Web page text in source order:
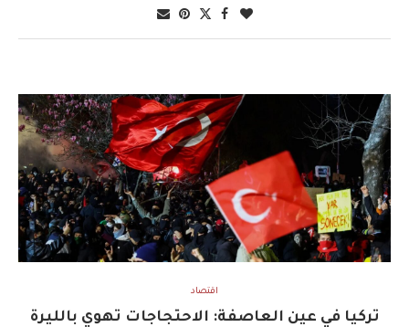
اقتصاد
تركيا في عين العاصفة: الاحتجاجات تهوي بالليرة